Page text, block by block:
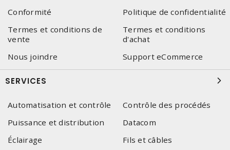
Conformité
Politique de confidentialité
Termes et conditions de
vente
Termes et conditions
d'achat
Nous joindre
Support eCommerce
SERVICES
Automatisation et contrôle
Contrôle des procédés
Puissance et distribution
Datacom
Éclairage
Fils et câbles